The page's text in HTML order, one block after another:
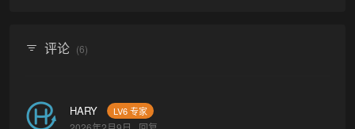
评论 (6)
HARY LV6 专家